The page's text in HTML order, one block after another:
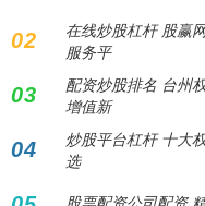
02
在线炒股杠杆 股赢
服务平
03
配资炒股排名 台州
增值新
04
炒股平台杠杆 十大
选